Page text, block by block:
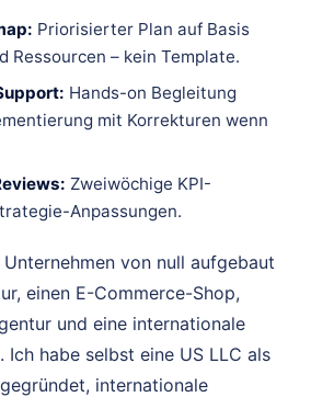
Priorisierter Plan auf Basis
Ressourcen – kein Template.
Hands-on Begleitung
mit Korrekturen wenn
Zweiwöchige KPI-
Anpassungen.
von null aufgebaut
einen E-Commerce-Shop,
und eine internationale
Ich habe selbst eine US LLC als
internationale